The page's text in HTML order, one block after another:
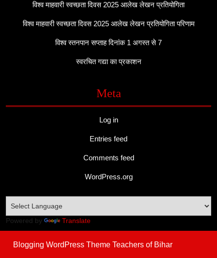
विश्व माहवारी स्वच्छता दिवस 2025 आलेख लेखन प्रतियोगिता
विश्व माहवारी स्वच्छता दिवस 2025 आलेख लेखन प्रतियोगिता परिणाम
विश्व स्तनपान सप्ताह दिनांक 1 अगस्त से 7
स्वरचित गद्या का प्रकाशन
Meta
Log in
Entries feed
Comments feed
WordPress.org
Powered by Translate
Blogging WordPress Theme Teachers of Bihar